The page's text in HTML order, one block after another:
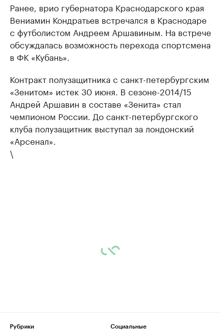
Ранее, врио губернатора Краснодарского края
Вениамин Кондратьев встречался в Краснодаре
с футболистом Андреем Аршавиным. На встрече
обсуждалась возможность перехода спортсмена
в ФК «Кубань».
Контракт полузащитника с санкт-петербургским
«Зенитом» истек 30 июня. В сезоне-2014/15
Андрей Аршавин в составе «Зенита» стал
чемпионом России. До санкт-петербургского
клуба полузащитник выступал за лондонский
«Арсенал».
\
Рубрики
Социальные